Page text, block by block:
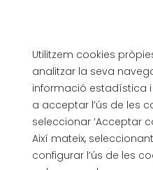
Utilitzem cookies
analitzar la seva
informació estadística
a acceptar l’ús de les
seleccionar ‘Acceptar
Així mateix,
configurar l’ús de les